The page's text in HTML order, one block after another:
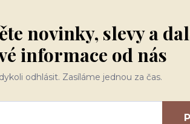
novinky, slevy a
informace od nás
odhlásit. Zasíláme jednou za čas.